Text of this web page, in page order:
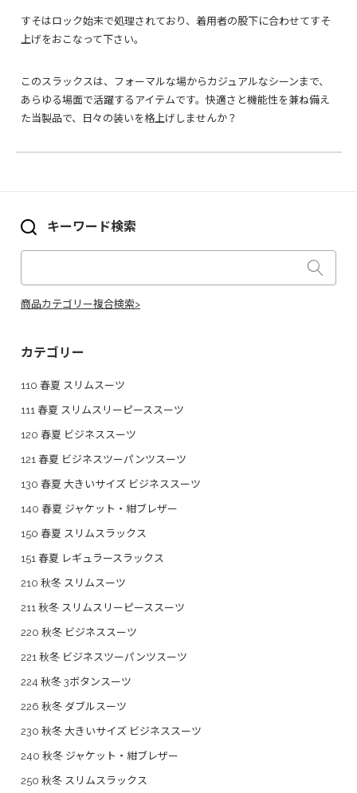
すそはロック始末で処理されており、着用者の股下に合わせてすそ
上げをおこなって下さい。
このスラックスは、フォーマルな場からカジュアルなシーンまで、
あらゆる場面で活躍するアイテムです。快適さと機能性を兼ね備え
た当製品で、日々の装いを格上げしませんか？
キーワード検索
商品カテゴリー複合検索>
カテゴリー
110 春夏 スリムスーツ
111 春夏 スリムスリーピーススーツ
120 春夏 ビジネススーツ
121 春夏 ビジネスツーパンツスーツ
130 春夏 大きいサイズ ビジネススーツ
140 春夏 ジャケット・紺ブレザー
150 春夏 スリムスラックス
151 春夏 レギュラースラックス
210 秋冬 スリムスーツ
211 秋冬 スリムスリーピーススーツ
220 秋冬 ビジネススーツ
221 秋冬 ビジネスツーパンツスーツ
224 秋冬 3ボタンスーツ
226 秋冬 ダブルスーツ
230 秋冬 大きいサイズ ビジネススーツ
240 秋冬 ジャケット・紺ブレザー
250 秋冬 スリムスラックス